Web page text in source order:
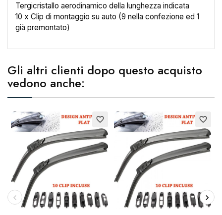
Tergicristallo aerodinamico della lunghezza indicata
10 x Clip di montaggio su auto (9 nella confezione ed 1
già premontato)
Gli altri clienti dopo questo acquisto
vedono anche:
favorite_border favorite_border
Annulla Crea lista dei desideri